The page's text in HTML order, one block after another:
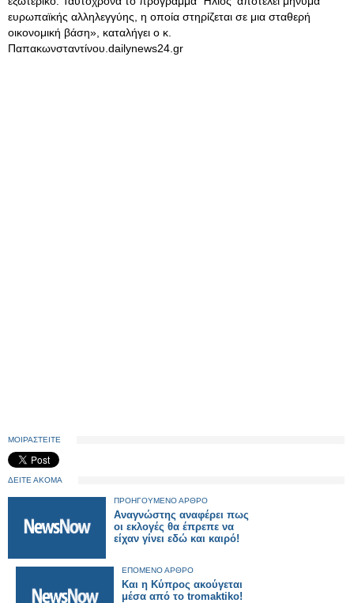
ευρωπαϊκής αλληλεγγύης, η οποία στηρίζεται σε μια σταθερή
οικονομική βάση», καταλήγει ο κ.
Παπακωνσταντίνου.dailynews24.gr
ΜΟΙΡΑΣΤΕΙΤΕ
ΔΕΙΤΕ ΑΚΟΜΑ
ΠΡΟΗΓΟΥΜΕΝΟ ΑΡΘΡΟ
Αναγνώστης αναφέρει πως
οι εκλογές θα έπρεπε να
είχαν γίνει εδώ και καιρό!
ΕΠΟΜΕΝΟ ΑΡΘΡΟ
Και η Κύπρος ακούγεται
μέσα από το tromaktiko!